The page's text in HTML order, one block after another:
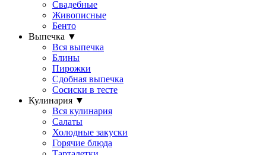
Свадебные
Живописные
Бенто
Выпечка ▼
Вся выпечка
Блины
Пирожки
Сдобная выпечка
Сосиски в тесте
Кулинария ▼
Вся кулинария
Салаты
Холодные закуски
Горячие блюда